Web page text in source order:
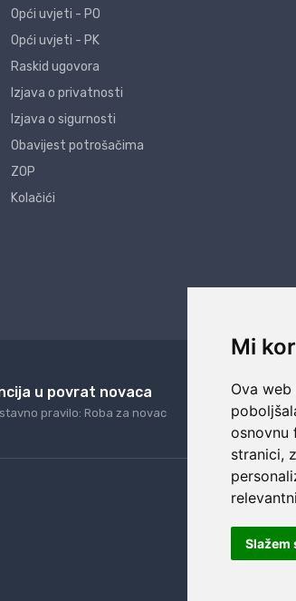
Mi
Ova
osnovnu
stranici,
Slažem
Opći uvjeti - PO
Opći uvjeti - PK
Raskid ugovora
Izjava o privatnosti
Izjava o sigurnosti
Obavijest potrošačima
ZOP
Kolačići
u povrat novaca
pravilo: Roba za novac
24/7
Naši